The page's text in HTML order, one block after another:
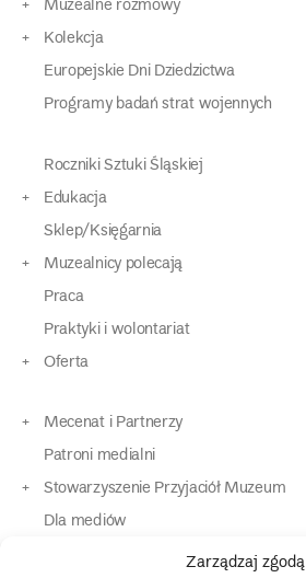
Zarządzaj zgodą
Muzealne rozmowy
Kolekcja
Europejskie Dni Dziedzictwa
Programy badań strat wojennych
Roczniki Sztuki Śląskiej
Edukacja
Sklep/Księgarnia
Muzealnicy polecają
Praca
Praktyki i wolontariat
Oferta
Mecenat i Partnerzy
Patroni medialni
Stowarzyszenie Przyjaciół Muzeum
Dla mediów
Dla osób o specjalnych potrzebach